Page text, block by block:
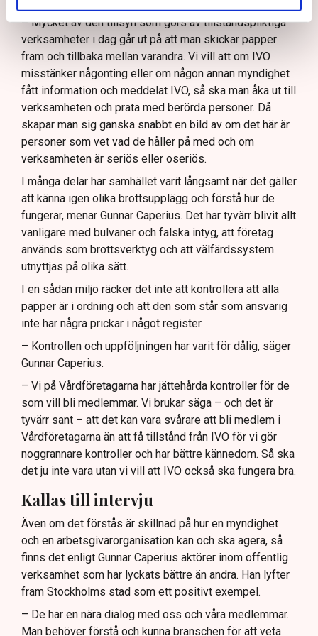
– Mycket av den tillsyn som görs av tillståndspliktiga
verksamheter i dag går ut på att man skickar papper
fram och tillbaka mellan varandra. Vi vill att om IVO
misstänker någonting eller om någon annan myndighet
fått information och meddelat IVO, så ska man åka ut till
verksamheten och prata med berörda personer. Då
skapar man sig ganska snabbt en bild av om det här är
personer som vet vad de håller på med och om
verksamheten är seriös eller oseriös.
I många delar har samhället varit långsamt när det gäller
att känna igen olika brottsupplägg och förstå hur de
fungerar, menar Gunnar Caperius. Det har tyvärr blivit allt
vanligare med bulvaner och falska intyg, att företag
används som brottsverktyg och att välfärdssystem
utnyttjas på olika sätt.
I en sådan miljö räcker det inte att kontrollera att alla
papper är i ordning och att den som står som ansvarig
inte har några prickar i något register.
– Kontrollen och uppföljningen har varit för dålig, säger
Gunnar Caperius.
– Vi på Vårdföretagarna har jättehårda kontroller för de
som vill bli medlemmar. Vi brukar säga – och det är
tyvärr sant – att det kan vara svårare att bli medlem i
Vårdföretagarna än att få tillstånd från IVO för vi gör
noggrannare kontroller och har bättre kännedom. Så ska
det ju inte vara utan vi vill att IVO också ska fungera bra.
Kallas till intervju
Även om det förstås är skillnad på hur en myndighet
och en arbetsgivarorganisation kan och ska agera, så
finns det enligt Gunnar Caperius aktörer inom offentlig
verksamhet som har lyckats bättre än andra. Han lyfter
fram Stockholms stad som ett positivt exempel.
– De har en nära dialog med oss och våra medlemmar.
Man behöver förstå och kunna branschen för att veta